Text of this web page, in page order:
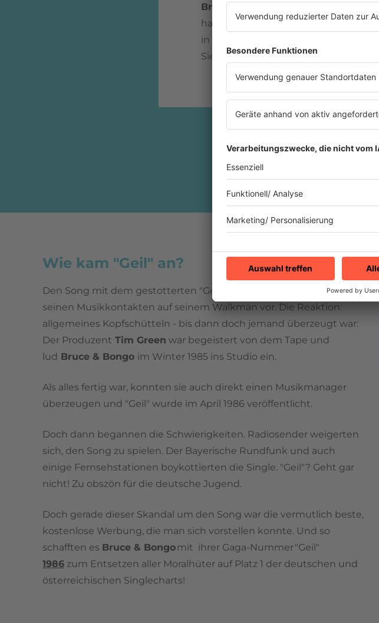
Bruce Hammond Earlam
hatten 1985 ihren Militärdienst bei
in Deutschland beendet und lebten
Sie wollten bleiben und fingen
Wie kam "Geil" an?
Den Song mit dem gestotterten "Geil" spielte
praktisch allen
seinen Musikkontakten auf seinem Walkman vor. Die Reaktion:
allgemeines Kopfschütteln - bis dann doch jemand überzeugt war:
Der Produzent Tim Green war begeistert von dem Tape und
lud Bruce & Bongo im Winter 1985 ins Studio ein.
Als alles fertig war, konnten sie auch direkt einen Musikmanager
überzeugen und "Geil" wurde im April 1986 veröffentlicht.
Doch dann begannen die Schwierigkeiten. Radiosender weigerten
sich, den Song zu spielen. Der Bayerische Rundfunk und auch
einige Fernsehstationen boykottierten die Single. "Geil"? Geht gar
nicht! Zu obszön für die deutsche Jugend.
Doch gerade dieser Skandal um den Song war die vermutlich beste,
kostenlose Werbung, die man sich vorstellen konnte. Und so
schafften es Bruce & Bongomit ihrer Gaga-Nummer "Geil"
1986 zum Entsetzen aller Moralhüter auf Platz 1 der deutschen und
österreichischen Singlecharts!